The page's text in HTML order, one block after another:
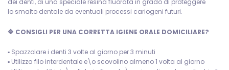
dei denti, di una speciale resina fluorata in grado di proteggere
lo smalto dentale da eventuali processi cariogeni futuri.
🔷 CONSIGLI PER UNA CORRETTA IGIENE ORALE DOMICILIARE?
▪️ Spazzolare i denti 3 volte al giorno per 3 minuti
▪️ Utilizza filo interdentale e\o scovolino almeno 1 volta al giorno